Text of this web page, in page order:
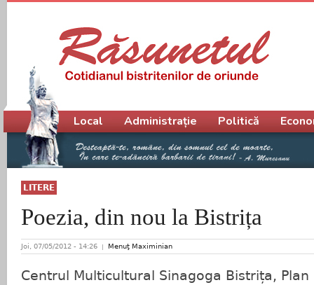
LITERE
Poezia, din nou la Bistrița
Joi, 07/05/2012 - 14:26 Menuţ Maximinian
Centrul Multicultural Sinagoga Bistrița, Plan
Meniu principal
Local Administrație Politică